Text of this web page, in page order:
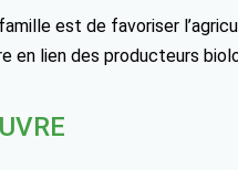
est de favoriser
en lien des producteurs